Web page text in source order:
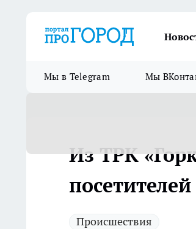
Мы в Telegram Мы
Из ТРК
Происшествия